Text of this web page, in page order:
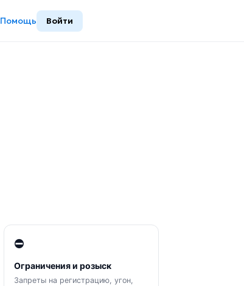
Помощь Войти
⛔
Ограничения и розыск
Запреты на регистрацию, угон,